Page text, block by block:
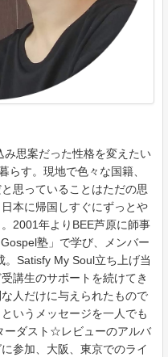
思案だった性格を変えたい
らす。現地で色々な国籍、
思っていることはただの思
本に帰国しすぐにずっとや
2001年よりBEE芦原に師事
塾」で学び、メンバー
Satisfy My Soul立ち上げ当
講生のサポートを続けてき
人だけに与えられたもので
いうメッセージを一人でも
ーダスト☆レビューのアルバ
参加、大阪、東京でのライ